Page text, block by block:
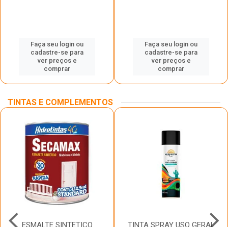
Faça seu login ou
cadastre-se para
ver preços e
comprar
Faça seu login ou
cadastre-se para
ver preços e
comprar
TINTAS E COMPLEMENTOS
ESMALTE SINTETICO TINTA SPRAY USO GERAL